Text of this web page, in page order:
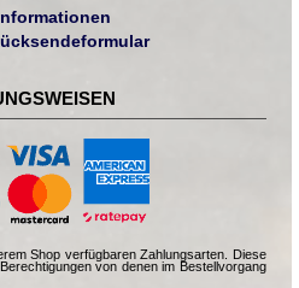
Shop verfügbaren Zahlungsarten. Diese
von denen im Bestellvorgang